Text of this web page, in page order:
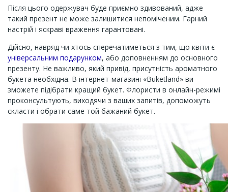
Після цього одержувач буде приємно здивований, адже
такий презент не може залишитися непоміченим. Гарний
настрій і яскраві враження гарантовані.
Дійсно, навряд чи хтось сперечатиметься з тим, що квіти є
універсальним подарунком, або доповненням до основного
презенту. Не важливо, який привід, присутність ароматного
букета необхідна. В інтернет-магазині «Buketland» ви
зможете підібрати кращий букет. Флористи в онлайн-режимі
проконсультують, виходячи з ваших запитів, допоможуть
скласти і обрати саме той бажаний букет.